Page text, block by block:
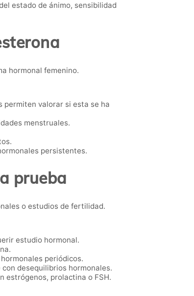
estado de ánimo, sensibilidad
hormonal femenino.
permiten valorar si esta se ha
menstruales.
persistentes.
prueba
o estudios de fertilidad.
estudio hormonal.
periódicos.
desequilibrios hormonales.
estrógenos, prolactina o FSH.